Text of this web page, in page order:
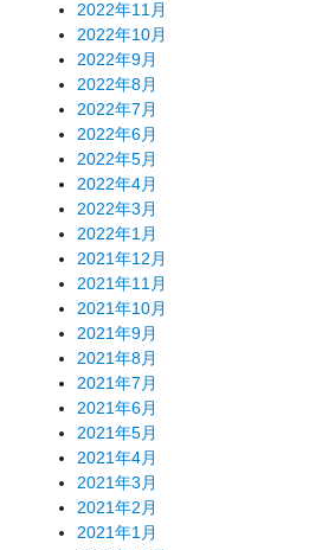
2022年11月
2022年10月
2022年9月
2022年8月
2022年7月
2022年6月
2022年5月
2022年4月
2022年3月
2022年1月
2021年12月
2021年11月
2021年10月
2021年9月
2021年8月
2021年7月
2021年6月
2021年5月
2021年4月
2021年3月
2021年2月
2021年1月